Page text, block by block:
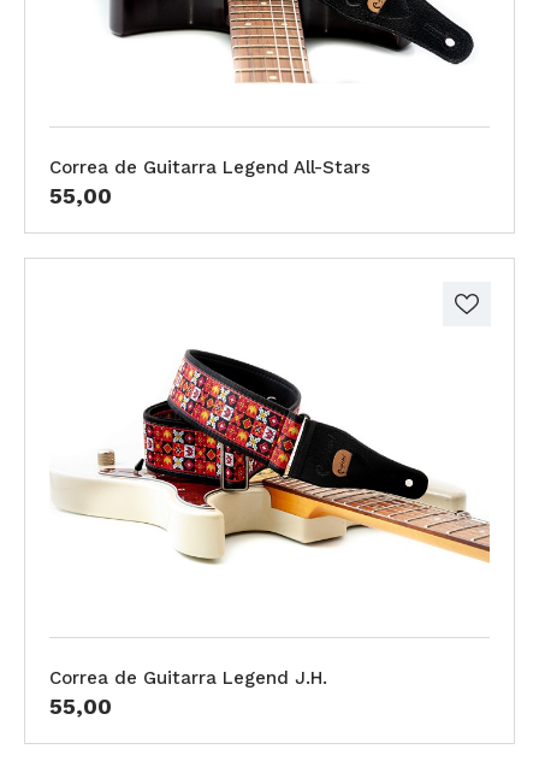
Correa de Guitarra Legend All-Stars
55,00
Correa de Guitarra Legend J.H.
55,00